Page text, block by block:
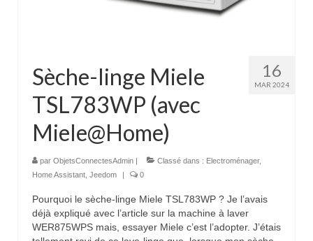
16
MAR 2024
Sèche-linge Miele
TSL783WP (avec
Miele@Home)
par ObjetsConnectesAdmin | Classé dans : Electroménager,
Home Assistant Jeedom | 0
Pourquoi le sèche-linge Miele TSL783WP ? Je l’avais
déjà expliqué avec l’article sur la machine à laver
WER875WPS mais, essayer Miele c’est l’adopter. J’étais